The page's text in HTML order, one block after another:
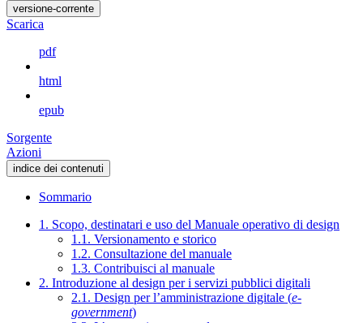
versione-corrente
Scarica
pdf
html
epub
Sorgente
Azioni
indice dei contenuti
Sommario
1. Scopo, destinatari e uso del Manuale operativo di design
1.1. Versionamento e storico
1.2. Consultazione del manuale
1.3. Contribuisci al manuale
2. Introduzione al design per i servizi pubblici digitali
2.1. Design per l’amministrazione digitale (e-
government)